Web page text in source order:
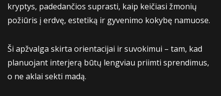
kryptys, padedančios suprasti, kaip keičiasi žmonių
požiūris į erdvę, estetiką ir gyvenimo kokybę namuose.
Ši apžvalga skirta orientacijai ir suvokimui – tam, kad
planuojant interjerą būtų lengviau priimti sprendimus,
o ne aklai sekti madą.